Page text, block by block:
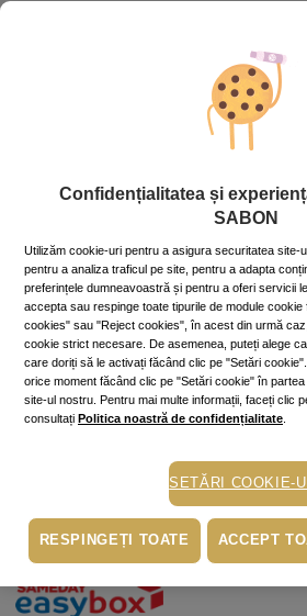
Dacă aveţi card Royal Passport, vă
pentru a beneficia de reducerile
Cod produs: GS-MTFRÎn stoc
ADAUGĂ ÎN COŞ
Cumperi acum, plătești mai târziu
Până la 6 rate fără dobândă
Ridicare gratuită din magazine
Livrare prin curier: 15 lei (GRATIS
Confidențialitatea și
SABON
Utilizăm cookie-uri pentru a asigura securitatea site-
pentru a analiza traficul pe site, pentru a adapta
preferințele dumneavoastră și pentru a oferi servicii
accepta sau respinge toate tipurile de module
cookies" sau "Reject cookies", în acest din urmă
cookie strict necesare. De asemenea, puteți alege
care doriți să le activați făcând clic pe "Setări
orice moment făcând clic pe "Setări cookie" în
site-ul nostru. Pentru mai multe informații, faceți clic
consultați Politica noastră de confidențialitate
SETĂRI COOKIE-
RESPINGEȚI TOATE ACCEPT